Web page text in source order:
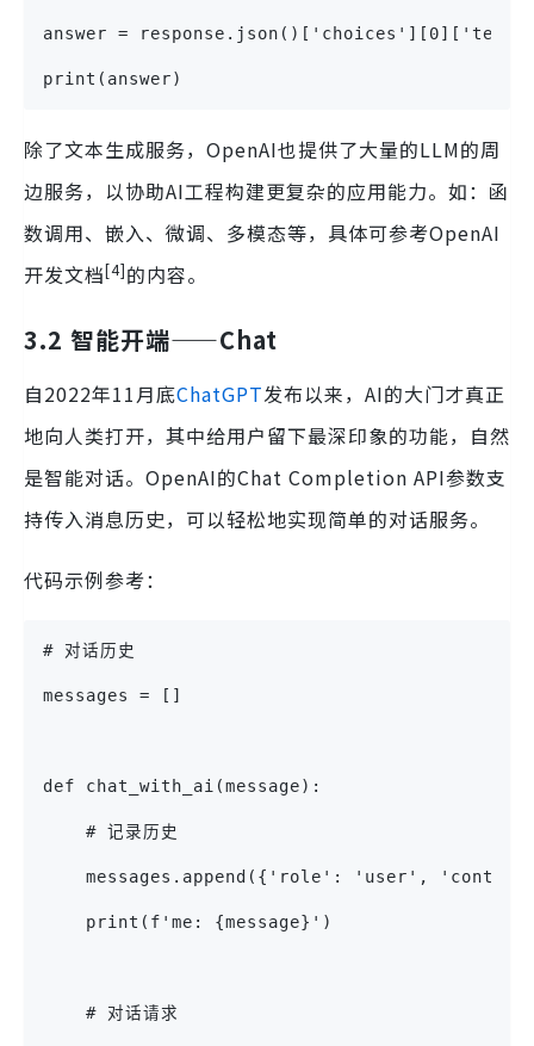
answer =
print(answer)
除了文本生成服务，OpenAI也提供了大量的LLM的周
边服务，以协助AI工程构建更复杂的应用能力。如：函
数调用、嵌入、微调、多模态等，具体可参考OpenAI
开发文档[4]的内容。
3.2 智能开端——Chat
自2022年11月底ChatGPT发布以来，AI的大门才真正
地向人类打开，其中给用户留下最深印象的功能，自然
是智能对话。OpenAI的Chat Completion API参数支
持传入消息历史，可以轻松地实现简单的对话服务。
代码示例参考：
# 对话历史
messages = []
def chat_with_ai(message):
    # 记录历史
messages.append({'role': 'user',
    print(f'me: {message}')
    # 对话请求